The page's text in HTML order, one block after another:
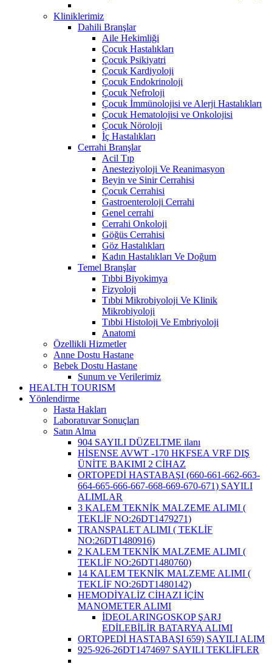
Kliniklerimiz
Dahili Branşlar
Aile Hekimliği
Çocuk Hastalıkları
Çocuk Psikiyatri
Çocuk Kardiyoloji
Çocuk Endokrinoloji
Çocuk Nefroloji
Çocuk İmmünolojisi ve Alerji Hastalıkları
Çocuk Hematolojisi ve Onkolojisi
Çocuk Nöroloji
İç Hastalıkları
Cerrahi Branşlar
Acil Tıp
Anesteziyoloji Ve Reanimasyon
Beyin ve Sinir Cerrahisi
Çocuk Cerrahisi
Gastroenteroloji Cerrahi
Genel cerrahi
Cerrahi Onkoloji
Göğüs Cerrahisi
Göz Hastalıkları
Kadın Hastalıkları Ve Doğum
Temel Branşlar
Tıbbi Biyokimya
Fizyoloji
Tıbbi Mikrobiyoloji Ve Klinik
Mikrobiyoloji
Tıbbi Histoloji Ve Embriyoloji
Anatomi
Özellikli Hizmetler
Anne Dostu Hastane
Bebek Dostu Hastane
Sunum ve Verilerimiz
HEALTH TOURISM
Yönlendirme
Hasta Hakları
Laboratuvar Sonuçları
Satın Alma
904 SAYILI DÜZELTME ilanı
HİSENSE AVWT -170 HKFSEA VRF DIŞ
ÜNİTE BAKIMI 2 CİHAZ
ORTOPEDİ HASTABAŞI (660-661-662-663-
664-665-666-667-668-669-670-671) SAYILI
ALIMLAR
3 KALEM TEKNİK MALZEME ALIMI (
TEKLİF NO:26DT1479271)
TRANSPALET ALIMI ( TEKLİF
NO:26DT1480916)
2 KALEM TEKNİK MALZEME ALIMI (
TEKLİF NO:26DT1480760)
14 KALEM TEKNİK MALZEME ALIMI (
TEKLİF NO:26DT1480142)
HEMODİYALİZ CİHAZI İÇİN
MANOMETER ALIMI
İDEOLARINGOSKOP ŞARJ
EDİLEBİLİR BATARYA ALIMI
ORTOPEDİ HASTABAŞI 659) SAYILI ALIM
925-926-26DT1474697 SAYILI TEKLİFLER